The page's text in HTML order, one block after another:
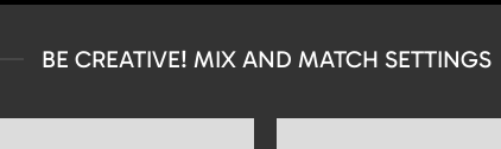
BE CREATIVE! MIX AND MATCH SETTINGS